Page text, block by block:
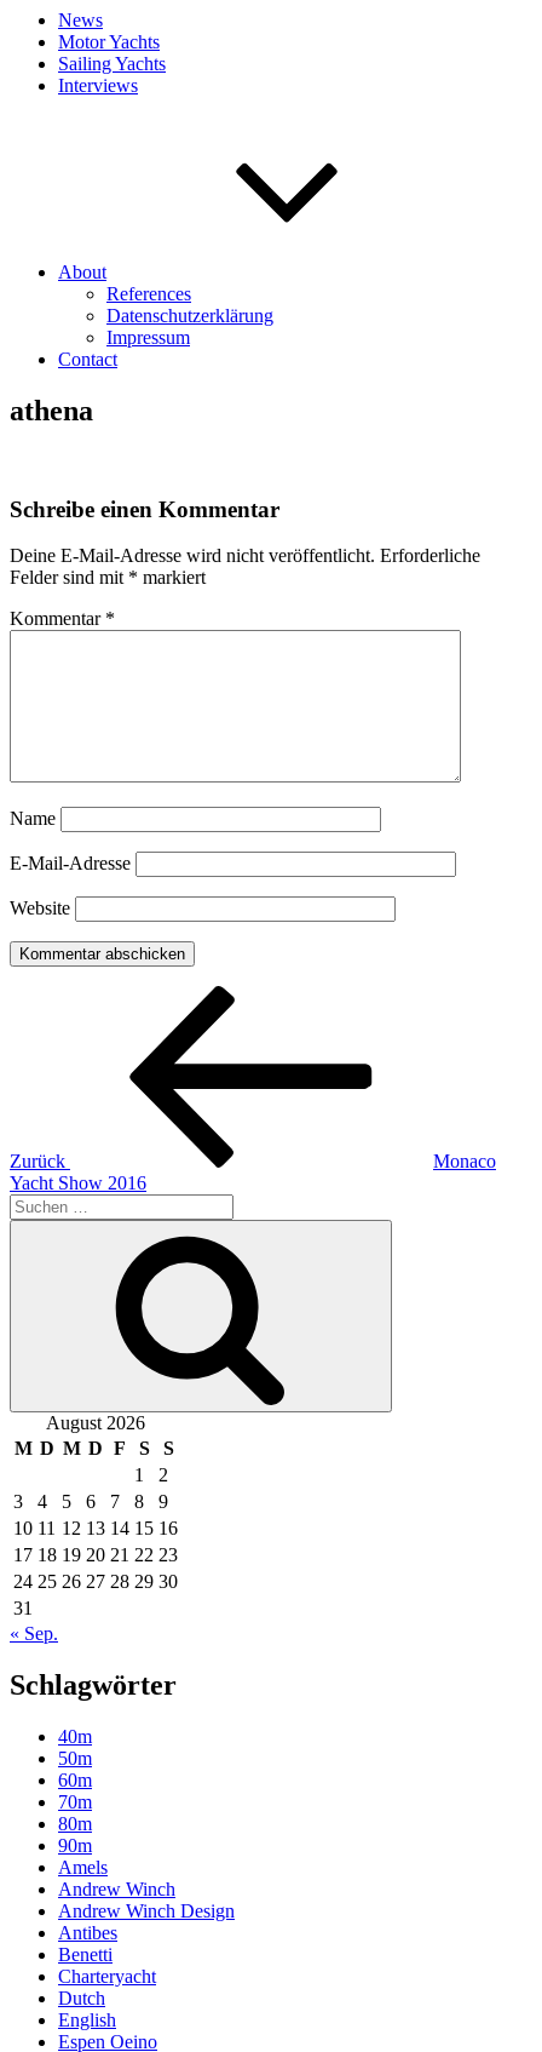
News
Motor Yachts
Sailing Yachts
Interviews
About
References
Datenschutzerklärung
Impressum
Contact
athena
Schreibe einen Kommentar
Deine E-Mail-Adresse wird nicht veröffentlicht. Erforderliche
Felder sind mit * markiert
Kommentar *
Name
E-Mail-Adresse
Website
Beitragsnavigation
Zurück
Monaco
Yacht Show 2016
Suche
nach:
August 2026
M D M D F S
S
1
2
3
4 5 6 7 8
9
10 11 12 13 14 15 16
17 18 19 20 21 22 23
24 25 26 27 28 29 30
31
« Sep.
Schlagwörter
40m
50m
60m
70m
80m
90m
Amels
Andrew Winch
Andrew Winch Design
Antibes
Benetti
Charteryacht
Dutch
English
Espen Oeino